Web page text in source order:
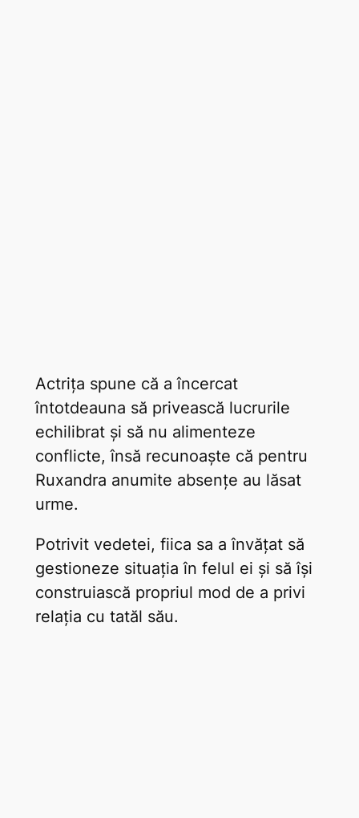
Actrița spune că a încercat
întotdeauna să privească lucrurile
echilibrat și să nu alimenteze
conflicte, însă recunoaște că pentru
Ruxandra anumite absențe au lăsat
urme.
Potrivit vedetei, fiica sa a învățat să
gestioneze situația în felul ei și să își
construiască propriul mod de a privi
relația cu tatăl său.